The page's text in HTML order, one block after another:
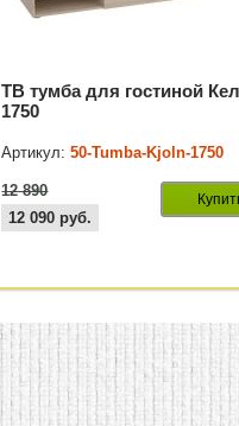
ТВ тумба для гостиной
1750
Артикул:50-Tumba-Kjoln-1750
12 890
12 090 руб.